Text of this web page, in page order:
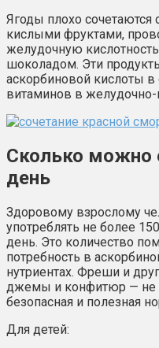
Ягоды плохо
кислыми фруктами,
желудочную
шоколадом. Эти
аскорбиновой кислоты
витаминов в
Сколько можно
день
Здоровому взрослому
употреблять не более
день. Это количество
потребность в
нутриентах. Фреши и
джемы и конфитюр — не
безопасная и полезная
Для детей: